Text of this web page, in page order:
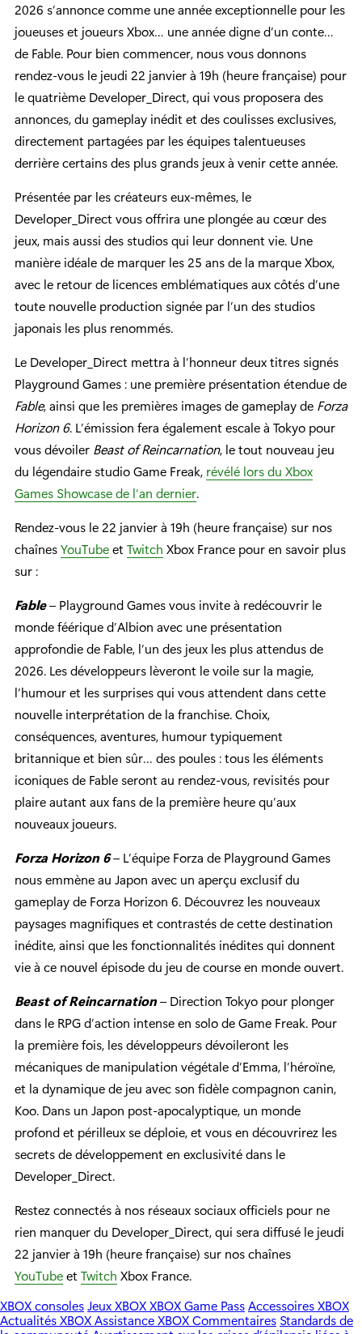
2026 s’annonce comme une année exceptionnelle pour les
joueuses et joueurs Xbox… une année digne d’un conte…
de Fable. Pour bien commencer, nous vous donnons
rendez-vous le jeudi 22 janvier à 19h (heure française) pour
le quatrième Developer_Direct, qui vous proposera des
annonces, du gameplay inédit et des coulisses exclusives,
directement partagées par les équipes talentueuses
derrière certains des plus grands jeux à venir cette année.
Présentée par les créateurs eux-mêmes, le
Developer_Direct vous offrira une plongée au cœur des
jeux, mais aussi des studios qui leur donnent vie. Une
manière idéale de marquer les 25 ans de la marque Xbox,
avec le retour de licences emblématiques aux côtés d’une
toute nouvelle production signée par l’un des studios
japonais les plus renommés.
Le Developer_Direct mettra à l’honneur deux titres signés
Playground Games : une première présentation étendue de
Fable, ainsi que les premières images de gameplay de Forza
Horizon 6. L’émission fera également escale à Tokyo pour
vous dévoiler Beast of Reincarnation, le tout nouveau jeu
du légendaire studio Game Freak, révélé lors du Xbox
Games Showcase de l’an dernier.
Rendez-vous le 22 janvier à 19h (heure française) sur nos
chaînesYouTubeetTwitch Xbox France pour en savoir plus
sur :
Fable– Playground Games vous invite à redécouvrir le
monde féérique d’Albion avec une présentation
approfondie de Fable, l’un des jeux les plus attendus de
2026. Les développeurs lèveront le voile sur la magie,
l’humour et les surprises qui vous attendent dans cette
nouvelle interprétation de la franchise. Choix,
conséquences, aventures, humour typiquement
britannique et bien sûr… des poules : tous les éléments
iconiques de Fable seront au rendez-vous, revisités pour
plaire autant aux fans de la première heure qu’aux
nouveaux joueurs.
Forza Horizon 6– L’équipe Forza de Playground Games
nous emmène au Japon avec un aperçu exclusif du
gameplay de Forza Horizon 6. Découvrez les nouveaux
paysages magnifiques et contrastés de cette destination
inédite, ainsi que les fonctionnalités inédites qui donnent
vie à ce nouvel épisode du jeu de course en monde ouvert.
Beast of Reincarnation– Direction Tokyo pour plonger
dans le RPG d’action intense en solo de Game Freak. Pour
la première fois, les développeurs dévoileront les
mécaniques de manipulation végétale d’Emma, l’héroïne,
et la dynamique de jeu avec son fidèle compagnon canin,
Koo. Dans un Japon post-apocalyptique, un monde
profond et périlleux se déploie, et vous en découvrirez les
secrets de développement en exclusivité dans le
Developer_Direct.
Restez connectés à nos réseaux sociaux officiels pour ne
rien manquer du Developer_Direct, qui sera diffusé le jeudi
22 janvier à 19h (heure française) sur nos chaînes
YouTubeetTwitch Xbox France.
XBOX consolesJeux XBOXXBOX Game PassAccessoires XBOX
Actualités XBOXAssistance XBOXCommentaires Standards de